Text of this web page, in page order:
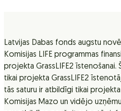
Latvijas Dabas fonds augstu
Komisijas LIFE programmas
projekta GrassLIFE2 īstenošanai.
tikai projekta GrassLIFE2
tās saturu ir atbildīgi tikai
Komisijas Mazo un vidējo